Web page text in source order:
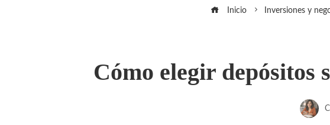
Inicio Inversiones y
Cómo elegir depósitos